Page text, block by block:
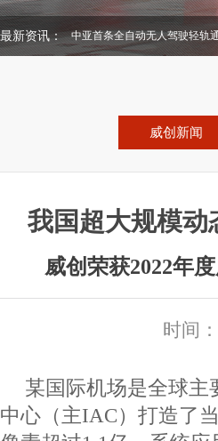
最新资讯： 中亚首条全自动无人驾驶轻轨
威创新闻
我国超大规模动
威创荣获2022年
时间
某国际机场是全球主
中心（主IAC）打造了